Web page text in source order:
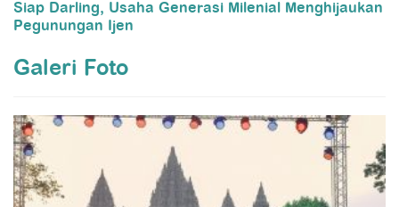
Siap Darling, Usaha Generasi Milenial Menghijaukan
Pegunungan Ijen
Galeri Foto